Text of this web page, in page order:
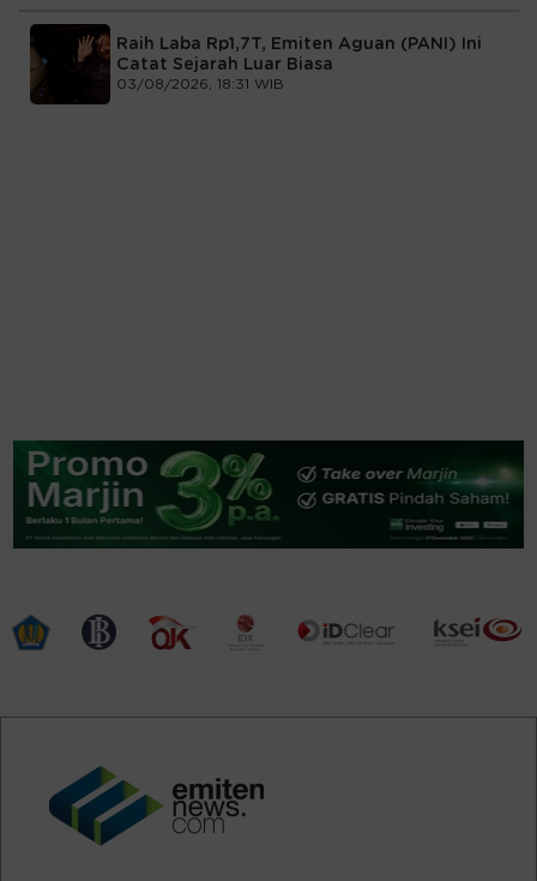
Raih Laba Rp1,7T, Emiten Aguan (PANI) Ini
Catat Sejarah Luar Biasa
03/08/2026, 18:31 WIB